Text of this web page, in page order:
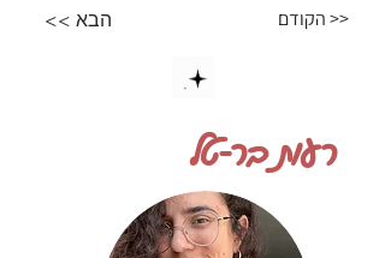
<< הבא הקודם >>
רעות בר-טל